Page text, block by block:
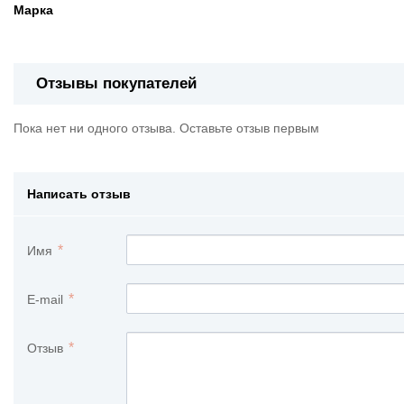
Марка
Отзывы покупателей
Пока нет ни одного отзыва. Оставьте отзыв первым
Написать отзыв
Имя
E-mail
Отзыв